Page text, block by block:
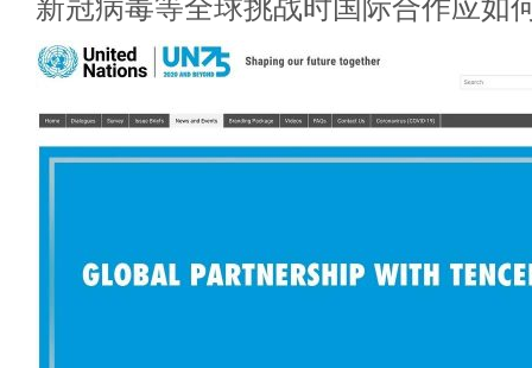
新冠病毒等全球挑战时国际合作应如